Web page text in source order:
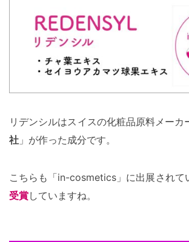
リデンシルはスイスの化粧品原料メーカ
社 」が作った成分です。
こちらも「in-cosmetics」に出展されて
受賞していますね。